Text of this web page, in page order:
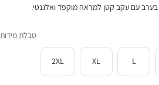
עם עקב קטן למראה מוקפד ואלגנטי.
טבלת מידות
L
XL
2XL